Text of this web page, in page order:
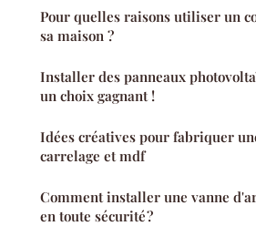
Pour quelles raisons utiliser un
sa maison ?
Installer des panneaux
un choix gagnant !
Idées créatives pour fabriquer
carrelage et mdf
Comment installer une vanne
en toute sécurité ?